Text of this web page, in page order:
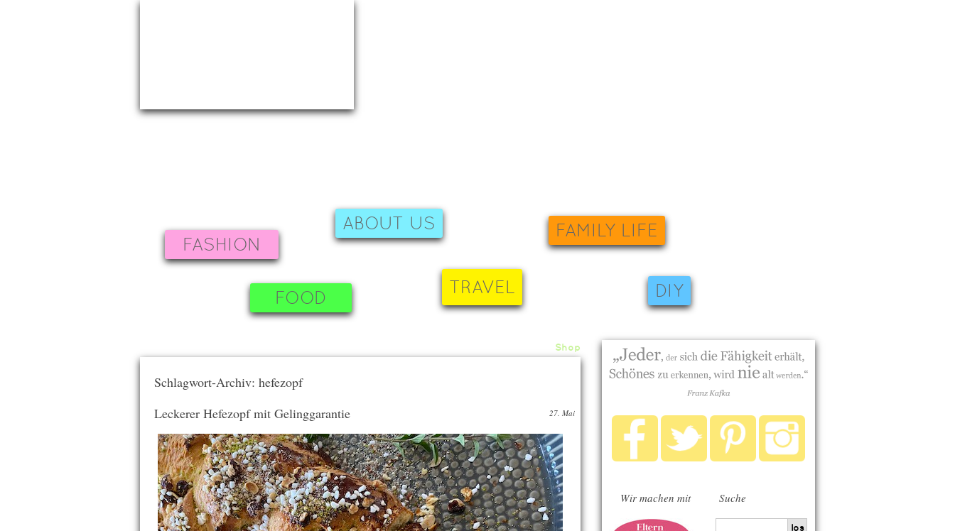
FASHION
FOOD
TRAVEL DIY
ABOUT US FAMILY LIFE
Shop
Schlagwort-Archiv: hefezopf
Leckerer Hefezopf mit Gelinggarantie
27. Mai
Wir machen mit Suche